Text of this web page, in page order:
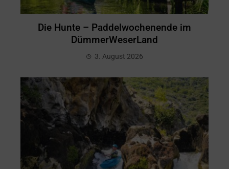
Die Hunte – Paddelwochenende im
DümmerWeserLand
3. August 2026